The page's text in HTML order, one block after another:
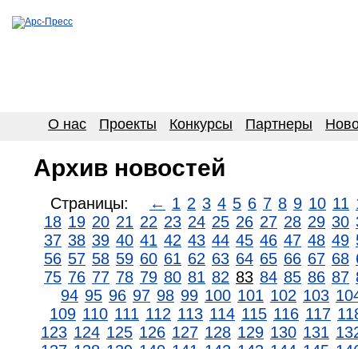
О нас Проекты Конкурсы Партнеры
Архив новостей
Страницы: ← 1 2 3 4 5 6 7 8 9 10 11
18 19 20 21 22 23 24 25 26 27 28 29 30
37 38 39 40 41 42 43 44 45 46 47 48 49
56 57 58 59 60 61 62 63 64 65 66 67 68
75 76 77 78 79 80 81 82 83 84 85 86 87
94 95 96 97 98 99 100 101 102 103
109 110 111 112 113 114 115 116 117
123 124 125 126 127 128 129 130 131